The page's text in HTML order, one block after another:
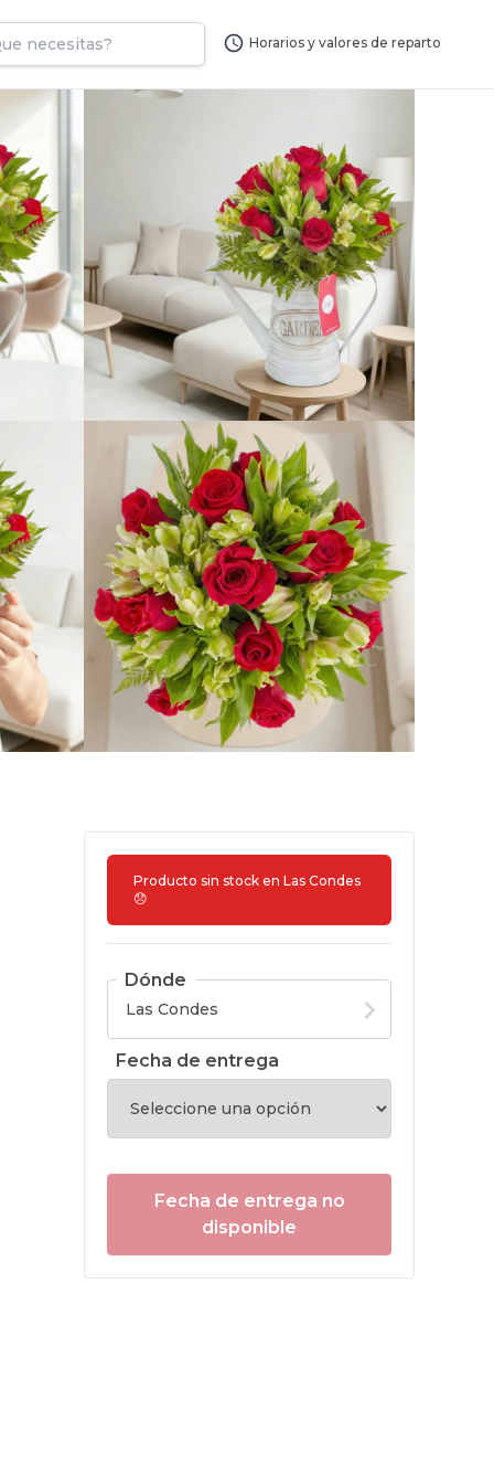
Horarios y valores de reparto
Producto sin stock en Las Condes
😞
Dónde
Fecha de entrega
Fecha de entrega no
disponible